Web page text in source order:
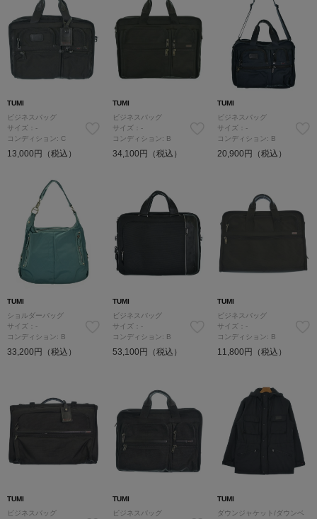
TUMI
ビジネスバッグ
サイズ：-
コンディション: C
13,000円（税込）
TUMI
ビジネスバッグ
サイズ：-
コンディション: B
34,100円（税込）
TUMI
ビジネスバッグ
サイズ：-
コンディション: B
20,900円（税込）
TUMI
ショルダーバッグ
サイズ：-
コンディション: B
33,200円（税込）
TUMI
ビジネスバッグ
サイズ：-
コンディション: B
53,100円（税込）
TUMI
ビジネスバッグ
サイズ：-
コンディション: B
11,800円（税込）
TUMI
ビジネスバッグ
TUMI
ビジネスバッグ
TUMI
ダウンジャケット/ダウンベ